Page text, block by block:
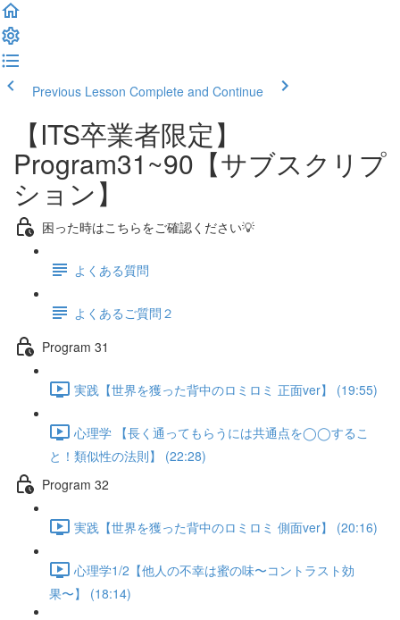
Previous Lesson Complete and Continue
【ITS卒業者限定】
Program31~90【サブスクリプ
ション】
困った時はこちらをご確認ください💡
よくある質問
よくあるご質問２
Program 31
実践【世界を獲った背中のロミロミ 正面ver】 (19:55)
心理学 【長く通ってもらうには共通点を◯◯するこ
と！類似性の法則】 (22:28)
Program 32
実践【世界を獲った背中のロミロミ 側面ver】 (20:16)
心理学1/2【他人の不幸は蜜の味〜コントラスト効
果〜】 (18:14)